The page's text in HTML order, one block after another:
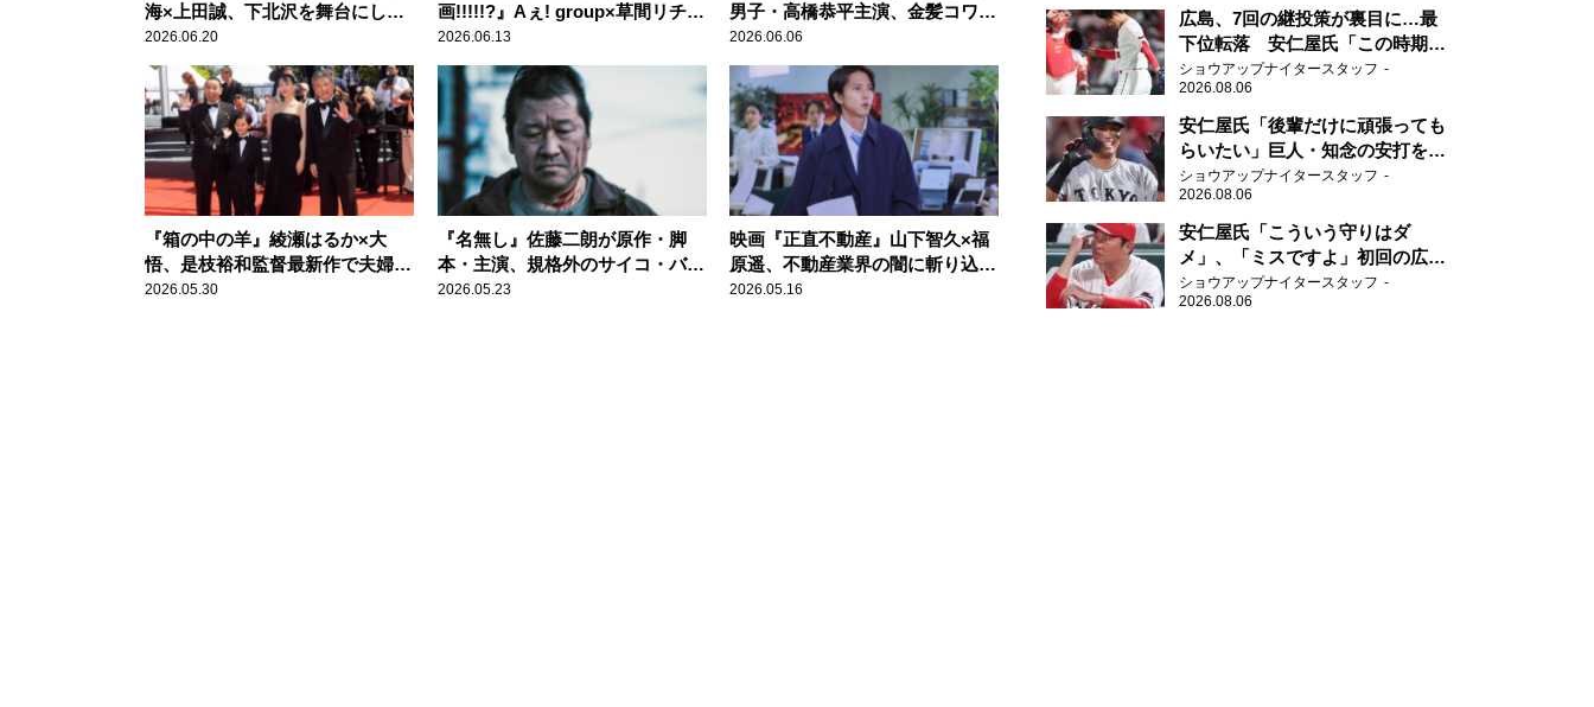
海×上田誠、下北沢を舞台にした
ギミックコメディ
2026.06.20
画!!!!!?』Aぇ! group×草間リチャ
ード敬太×西村拓哉、笑撃の実写
映画第2弾！
2026.06.13
男子・高橋恭平主演、金髪コワモ
テギャップ男子に沼る人が続出！
2026.06.06
『箱の中の羊』綾瀬はるか×大
悟、是枝裕和監督最新作で夫婦役
を熱演
2026.05.30
『名無し』佐藤二朗が原作・脚
本・主演、規格外のサイコ・バイ
オレンス
2026.05.23
映画『正直不動産』山下智久×福
原遥、不動産業界の闇に斬り込ん
だ社会派コメディ
2026.05.16
広島、7回の継投策が裏目に…最
下位転落 安仁屋氏「この時期に
来て勉強はない」
ショウアップナイタースタッフ
2026.08.06
安仁屋氏「後輩だけに頑張っても
らいたい」巨人・知念の安打を喜
ぶ
ショウアップナイタースタッフ
2026.08.06
安仁屋氏「こういう守りはダ
メ」、「ミスですよ」初回の広島
の守備に苦言
ショウアップナイタースタッフ
2026.08.06